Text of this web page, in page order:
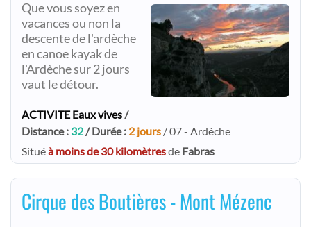
Que vous soyez en
vacances ou non la
descente de l'ardèche
en canoe kayak de
l'Ardèche sur 2 jours
vaut le détour.
ACTIVITE Eaux vives/
Distance : 32/ Durée : 2 jours / 07 - Ardèche
Situéà moins de 30 kilomètresde Fabras
Cirque des Boutières - Mont Mézenc